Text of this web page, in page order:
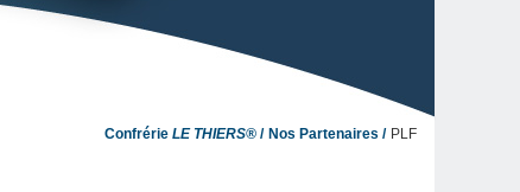
Confrérie LE THIERS® Nos Partenaires PLF